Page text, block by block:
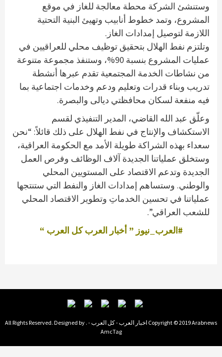
وستنشئ الشركة محطة معالجة للغاز في موقع
المشروع، وتمد خطوط أنابيب وتهيئ البنية التحتية
اللازمة لتوصيل إمدادات الغاز.
وتلتزم نفط الهلال بتحقيق توظيف محلي للعراقيين في
عمليات المشروع بنسبة 90%، وستنفذ مجموعة متنوعة
من نشاطات الخدمة المجتمعية تقدم عبرها أنشطة
تدريب وبناء قدرات وتعليم ودعم وخدمات اجتماعية بما
فيه منفعة لسكان محافظتي ديالى والبصرة.
وعلّق عبد الله القاضي، المدير التنفيذي لقسم
الاستكشاف والإنتاج في نفط الهلال على ذلك قائلاً: “نحن
سعداء بهذه الشراكة طويلة الأمد مع الحكومة العراقية،
وستخلق عملياتنا الجديدة آلاف الوظائف وفرص العمل
الجديدة وتدعم الاقتصاد على المستويين المحلي
والوطني. وستساهم إمدادات الغاز والنفط التي ستنتجها
عملياتنا في تحسين الخدماتِ وتطوير الاقتصاد المحلي
للشعب العراقي”.
#العرب_نيوز ” أخبار العرب كل العرب “
Copyright © 2019 Arabnews اخبار العرب - كل العرب - . All Rights Reserved. Designed by
AmcTag